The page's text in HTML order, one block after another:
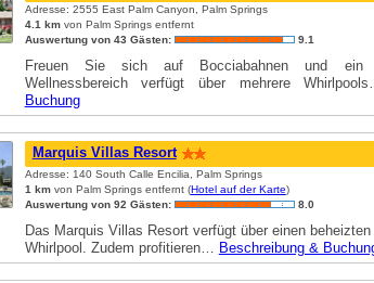
Adresse: 2555 East Palm Canyon, Palm Springs
4.1 kmvon Palm Springs entfernt
Auswertung von 43 Gästen:
9.1
Freuen Sie sich auf Bocciabahnen und ein
Wellnessbereich verfügt über mehrere
Buchung
Marquis Villas Resort
Adresse: 140 South Calle Encilia, Palm Springs
1 kmvon Palm Springs entfernt (Hotel auf der Karte)
Auswertung von 92 Gästen:
8.0
Das Marquis Villas Resort verfügt über einen
Whirlpool. Zudem profitieren… Beschreibung &